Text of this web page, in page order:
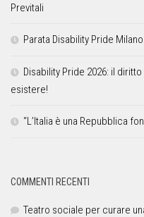
Previtali
Parata Disability Pride
Disability Pride 2026: il
esistere!
“L’Italia è una Repubblica
COMMENTI RECENTI
Teatro sociale per curare